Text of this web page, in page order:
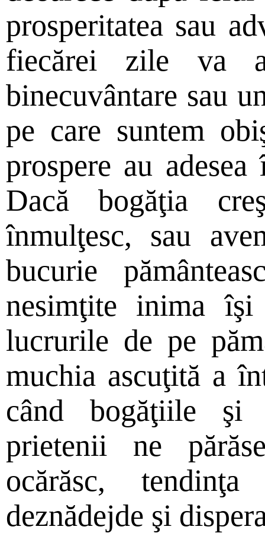
prosperitatea sau
fiecărei zile va
binecuvântare sau
pe care suntem
prospere au
Dacă bogăţia
înmulţesc, sau
bucurie
nesimţite inima îşi
lucrurile de pe
muchia ascuţită a
când bogăţiile şi
prietenii ne
ocărăsc,
deznădejde şi